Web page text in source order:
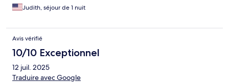
Judith, séjour de 1 nuit
Avis vérifié
10/10 Exceptionnel
12 juil. 2025
Traduire avec Google